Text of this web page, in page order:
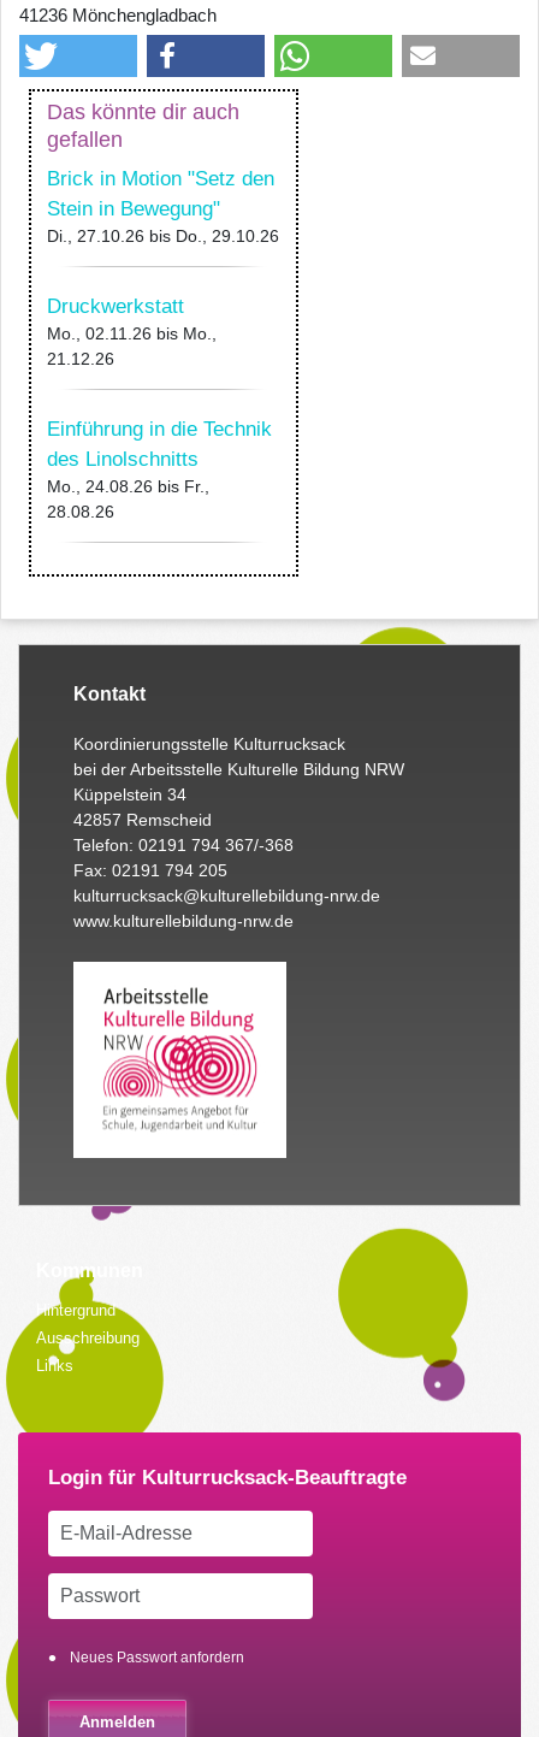
41236 Mönchengladbach
Das könnte dir auch
gefallen
Brick in Motion "Setz den
Stein in Bewegung"
Di., 27.10.26 bis Do., 29.10.26
Druckwerkstatt
Mo., 02.11.26 bis Mo.,
21.12.26
Einführung in die Technik
des Linolschnitts
Mo., 24.08.26 bis Fr.,
28.08.26
Kontakt
Koordinierungsstelle Kulturrucksack
bei der Arbeitsstelle Kulturelle Bildung NRW
Küppelstein 34
42857 Remscheid
Telefon: 02191 794 367/-368
Fax: 02191 794 205
kulturrucksack@kulturellebildung-nrw.de
www.kulturellebildung-nrw.de
Kommunen
Hintergrund
Ausschreibung
Links
Neues Passwort anfordern